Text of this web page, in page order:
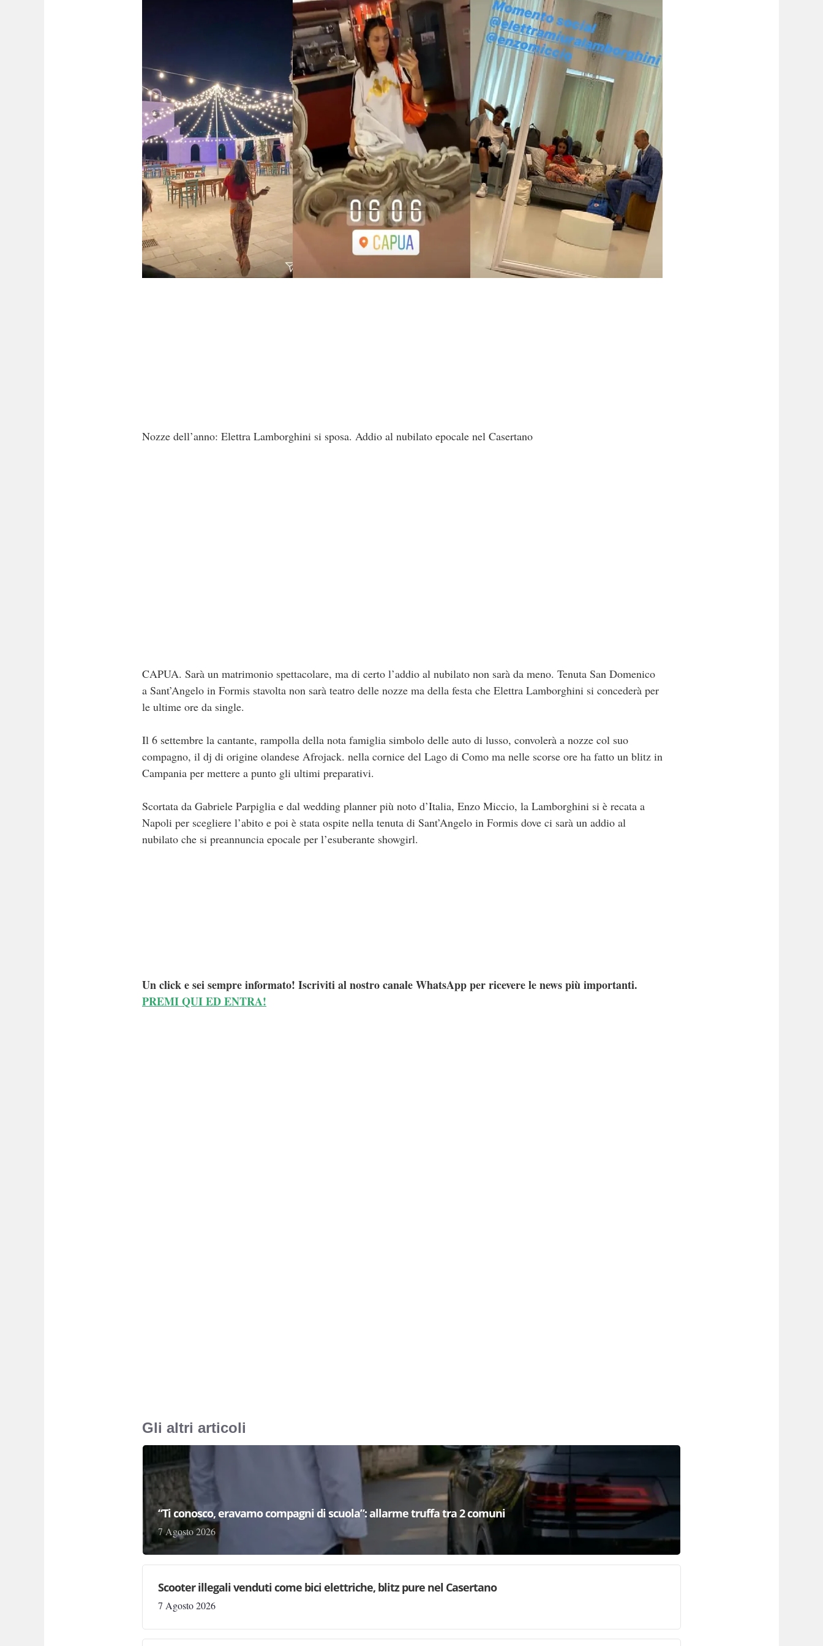
Nozze dell’anno: Elettra Lamborghini si sposa. Addio al nubilato epocale nel Casertano
CAPUA. Sarà un matrimonio spettacolare, ma di certo l’addio al nubilato non sarà da meno. Tenuta San Domenico
a Sant’Angelo in Formis stavolta non sarà teatro delle nozze ma della festa che Elettra Lamborghini si concederà per
le ultime ore da single.
Il 6 settembre la cantante, rampolla della nota famiglia simbolo delle auto di lusso, convolerà a nozze col suo
compagno, il dj di origine olandese Afrojack. nella cornice del Lago di Como ma nelle scorse ore ha fatto un blitz in
Campania per mettere a punto gli ultimi preparativi.
Scortata da Gabriele Parpiglia e dal wedding planner più noto d’Italia, Enzo Miccio, la Lamborghini si è recata a
Napoli per scegliere l’abito e poi è stata ospite nella tenuta di Sant’Angelo in Formis dove ci sarà un addio al
nubilato che si preannuncia epocale per l’esuberante showgirl.
Un click e sei sempre informato! Iscriviti al nostro canale WhatsApp per ricevere le news più importanti.
PREMI QUI ED ENTRA!
Gli altri articoli
“Ti conosco, eravamo compagni di scuola”: allarme truffa tra 2 comuni
7 Agosto 2026
Scooter illegali venduti come bici elettriche, blitz pure nel Casertano
7 Agosto 2026